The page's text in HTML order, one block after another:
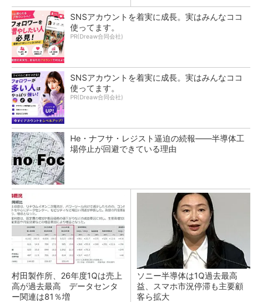
SNSアカウントを着実に成長。実はみんなココ
使ってます。
PR(Dreaw合同会社)
SNSアカウントを着実に成長。実はみんなココ
使ってます。
PR(Dreaw合同会社)
He・ナフサ・レジスト逼迫の続報――半導体工
場停止が回避できている理由
村田製作所、26年度1Qは売上
高が過去最高 データセンタ
ー関連は81％増
ソニー半導体は1Q過去最高
益、スマホ市況停滞も主要顧
客ら拡大